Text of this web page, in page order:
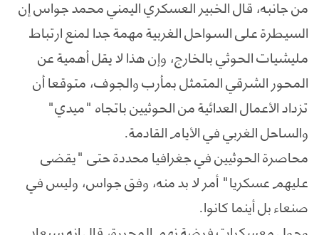
من جانبه، قال الخبير العسكري اليمني محمد جواس إن
السيطرة على السواحل الغربية مهمة جدا لمنع ارتباط
مليشيات الحوثي بالخارج، وإن هذا لا يقل أهمية عن
المحور الشرقي المتمثل بمأرب والجوف، متوقعا أن
تزداد الأعمال العدائية من الحوثيين باتجاه "ميدي"
والساحل الغربي في الأيام القادمة.
محاصرة الحوثيين في جغرافيا محددة حتى "يقضى
عليهم عسكريا" أمر لا بد منه، وفق جواس، وليس في
صنعاء بل أينما كانوا.